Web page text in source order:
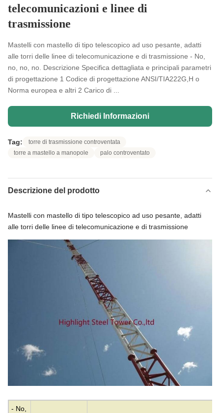
telecomunicazioni e linee di
trasmissione
Mastelli con mastello di tipo telescopico ad uso pesante, adatti
alle torri delle linee di telecomunicazione e di trasmissione - No,
no, no, no. Descrizione Specifica dettagliata e principali parametri
di progettazione 1 Codice di progettazione ANSI/TIA222G,H o
Norma europea e altri 2 Carico di ...
Richiedi Informazioni
Tag:
torre di trasmissione controventata
torre a mastello a manopole
palo controventato
Descrizione del prodotto
Mastelli con mastello di tipo telescopico ad uso pesante, adatti
alle torri delle linee di telecomunicazione e di trasmissione
- No,